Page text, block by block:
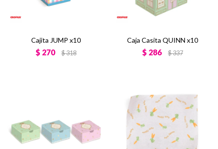
Cajita JUMP x10
$ 270 $318
Caja Casita QUINN x10
$ 286 $337